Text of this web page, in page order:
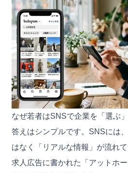
なぜ若者はSNSで企業を「選ぶ
答えはシンプルです。SNSには
はなく「リアルな情報」が流れて
求人広告に書かれた「アットホ